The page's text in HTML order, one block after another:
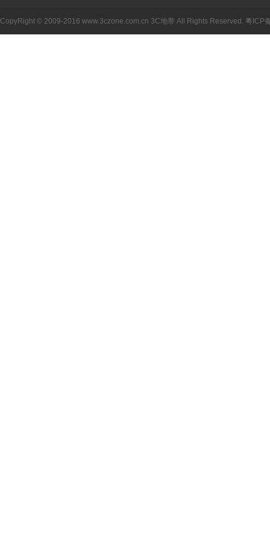
CopyRight © 2009-2016 www.3czone.com.cn 3C地带 All Rights Reserved. 粤ICP